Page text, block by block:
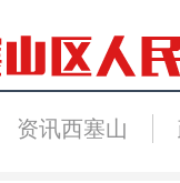
资讯西塞山